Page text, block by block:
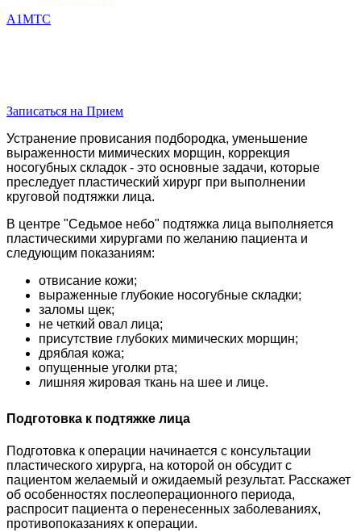
А1МТС
Записаться на Прием
Устранение провисания подбородка, уменьшение
выраженности мимических морщин, коррекция
носогубных складок - это основные задачи, которые
преследует пластический хирург при выполнении
круговой подтяжки лица.
В центре "Седьмое небо" подтяжка лица выполняется
пластическими хирургами по желанию пациента и
следующим показаниям:
отвисание кожи;
выраженные глубокие носогубные складки;
заломы щек;
не четкий овал лица;
присутствие глубоких мимических морщин;
дряблая кожа;
опущенные уголки рта;
лишняя жировая ткань на шее и лице.
Подготовка к подтяжке лица
Подготовка к операции начинается с консультации
пластического хирурга, на которой он обсудит с
пациентом желаемый и ожидаемый результат. Расскажет
об особенностях послеоперационного периода,
распросит пациента о перенесенных заболеваниях,
противопоказаниях к операции.